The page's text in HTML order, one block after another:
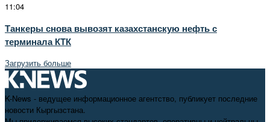
11:04
Танкеры снова вывозят казахстанскую нефть с
терминала КТК
Загрузить больше
K-News - ведущее информационное агентство, публикует последние
новости Кыргызстана.